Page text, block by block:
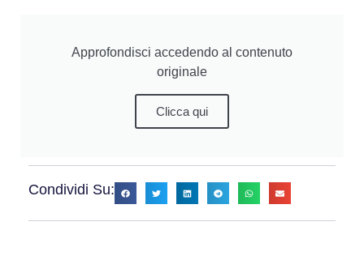
Approfondisci accedendo al contenuto
originale
Clicca qui
Condividi Su: